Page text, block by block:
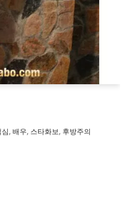
심, 배우, 스타화보, 후방주의